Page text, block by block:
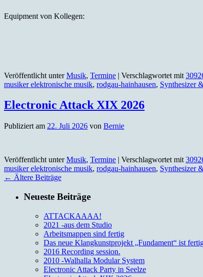
Equipment von Kollegen:
Veröffentlicht unter Musik, Termine | Verschlagwortet mit
musiker elektronische musik, rodgau-hainhausen, Synthesizer
Electronic Attack XIX 2026
Publiziert am 22. Juli 2026 von Bernie
Veröffentlicht unter Musik, Termine | Verschlagwortet mit
musiker elektronische musik, rodgau-hainhausen, Synthesizer
← Ältere Beiträge
Neueste Beiträge
ATTACKAAAA!
2021 -aus dem Studio
Arbeitsmappen sind fertig
Das neue Klangkunstprojekt „Fundament“ ist
2016 Recording session.
2010 -Walhalla Modular System
Electronic Attack Party in Seelze